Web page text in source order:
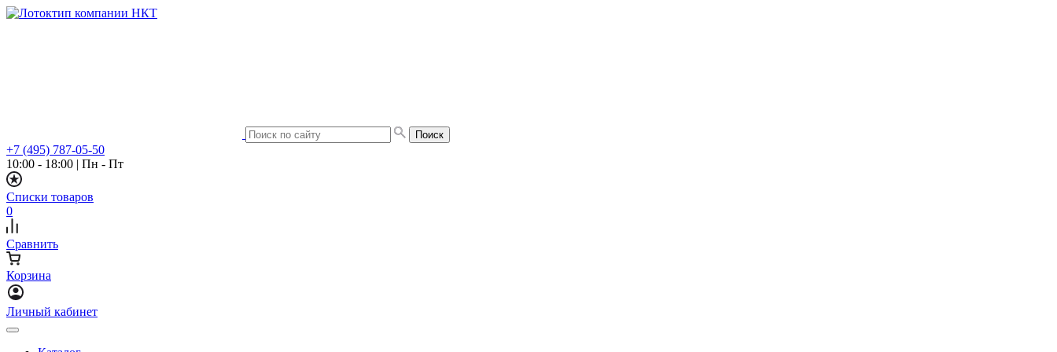
+7 (495) 787-05-50
10:00 - 18:00 | Пн - Пт
Списки товаров
0
Сравнить
Корзина
Личный кабинет